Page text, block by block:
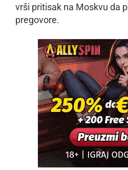
vrši pritisak na Moskvu da
pregovore.